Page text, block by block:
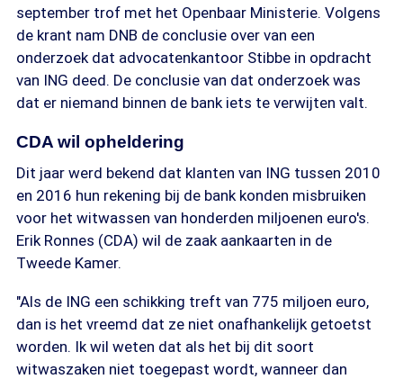
september trof met het Openbaar Ministerie. Volgens
de krant nam DNB de conclusie over van een
onderzoek dat advocatenkantoor Stibbe in opdracht
van ING deed. De conclusie van dat onderzoek was
dat er niemand binnen de bank iets te verwijten valt.
CDA wil opheldering
Dit jaar werd bekend dat klanten van ING tussen 2010
en 2016 hun rekening bij de bank konden misbruiken
voor het witwassen van honderden miljoenen euro's.
Erik Ronnes (CDA) wil de zaak aankaarten in de
Tweede Kamer.
"Als de ING een schikking treft van 775 miljoen euro,
dan is het vreemd dat ze niet onafhankelijk getoetst
worden. Ik wil weten dat als het bij dit soort
witwaszaken niet toegepast wordt, wanneer dan